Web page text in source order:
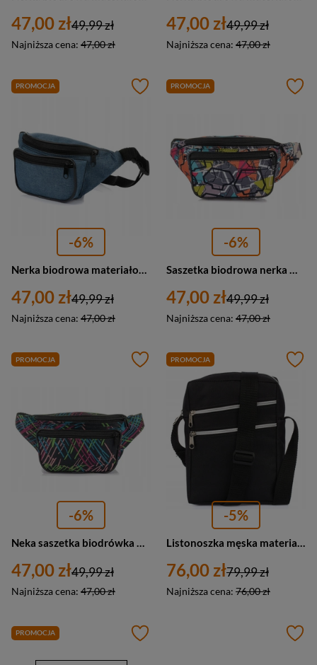
47,00 zł
Najniższa cena: 47,00 zł
49,99 zł 47,00 zł
Najniższa cena: 47,00 zł
49,99 zł
PROMOCJA
-6%
47,00 zł
Najniższa cena: 47,00 zł
49,99 zł
PROMOCJA
-6%
47,00 zł
Najniższa cena: 47,00 zł
49,99 zł
PROMOCJA
-6%
Neka saszetka biodrówka materiałowa Beltimore P40 wielokolorowa
47,00 zł
Najniższa cena: 47,00 zł
49,99 zł
PROMOCJA
-5%
Listonoszka męska materiałowa miejska saszetka Beltimore P86 mała czarna
76,00 zł
Najniższa cena: 76,00 zł
79,99 zł
PROMOCJA